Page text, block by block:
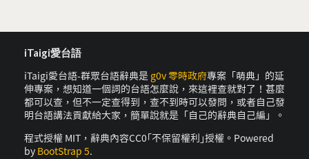
iTaigi愛台語
iTaigi愛台語-群眾台語辭典是 g0v 零時政府專案「萌典」的延
伸專案，想知道一個詞的台語怎麼說，來這裡查就對了！甚麼
都可以查，但不一定查得到，查不到時可以發問，或者自己發
明台語講法貢獻給大家，簡單說就是「自己的辭典自己編」。
程式授權 MIT，辭典內容CC0｢不保留權利｣授權。Powered
by BootStrap 5.